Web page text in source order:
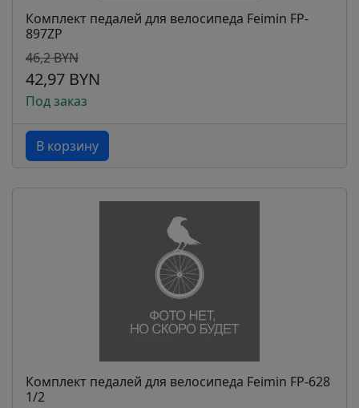
Комплект педалей для велосипеда Feimin FP-
897ZP
46,2 BYN
42,97 BYN
Под заказ
В корзину
Комплект педалей для велосипеда Feimin FP-628
1/2